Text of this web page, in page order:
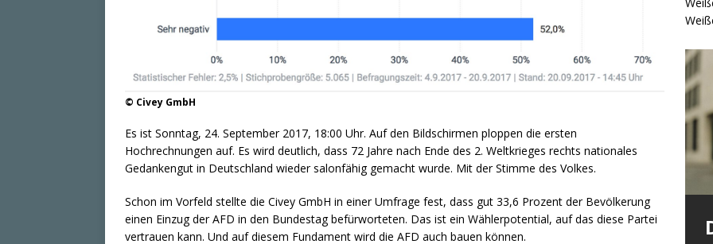
© Civey GmbH
Es ist Sonntag, 24. September 2017, 18:00 Uhr. Auf den Bildschirmen ploppen die ersten
Hochrechnungen auf. Es wird deutlich, dass 72 Jahre nach Ende des 2. Weltkrieges rechts nationales
Gedankengut in Deutschland wieder salonfähig gemacht wurde. Mit der Stimme des Volkes.
Schon im Vorfeld stellte die Civey GmbH in einer Umfrage fest, dass gut 33,6 Prozent der Bevölkerung
einen Einzug der AFD in den Bundestag befürworteten. Das ist ein Wählerpotential, auf das diese Partei
vertrauen kann. Und auf diesem Fundament wird die AFD auch bauen können.